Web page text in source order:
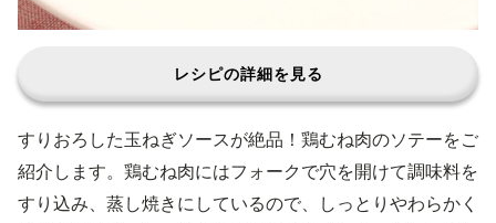
レシピの詳細を見る
すりおろした玉ねぎソースが絶品！鶏むね肉のソテーをご
紹介します。鶏むね肉にはフォークで穴を開けて調味料を
すり込み、蒸し焼きにしているので、しっとりやわらかく